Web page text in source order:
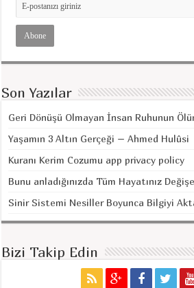
Son Yazılar
Geri Dönüşü Olmayan İnsan Ruhunun
Yaşamın 3 Altın Gerçeği – Ahmed Hulûsi
Kuranı Kerim Cozumu app privacy policy
Bunu anladığınızda Tüm Hayatınız
Sinir Sistemi Nesiller Boyunca Bilgiyi
Bizi Takip Edin